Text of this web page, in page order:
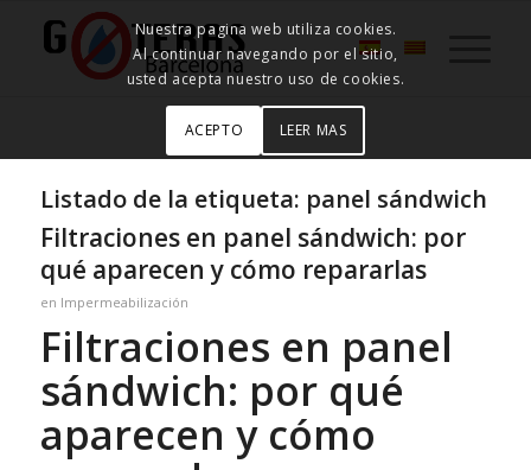
Listado de la etiqueta: panel sándwich
Filtraciones en panel sándwich: por
qué aparecen y cómo repararlas
en Impermeabilización
Filtraciones en panel
sándwich: por qué
aparecen y cómo
Nuestra pagina web utiliza cookies.
Al continuar navegando por el sitio,
usted acepta nuestro uso de cookies.
ACEPTO LEER MAS